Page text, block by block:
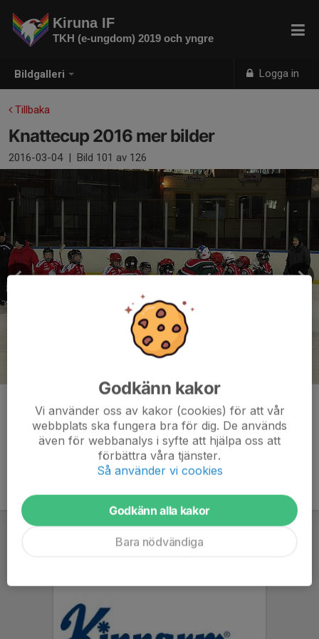
Bildgalleri Logga in
Kiruna IF
TKH (e-ungdom) 2019 och yngre
Tillbaka
Knattecup 2016 mer bilder
2016-03-04 | Bild 101 av 126
Kommentarer
Godkänn kakor
Vi använder oss av kakor (cookies) för att vår
webbplats ska fungera bra för dig. De används
även för webbanalys i syfte att hjälpa oss att
förbättra våra tjänster.
Så använder vi cookies
Godkänn alla kakor
Bara nödvändiga